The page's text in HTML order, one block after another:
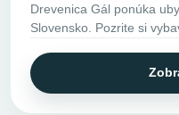
Drevenica Gál ponúka
Slovensko. Pozrite si